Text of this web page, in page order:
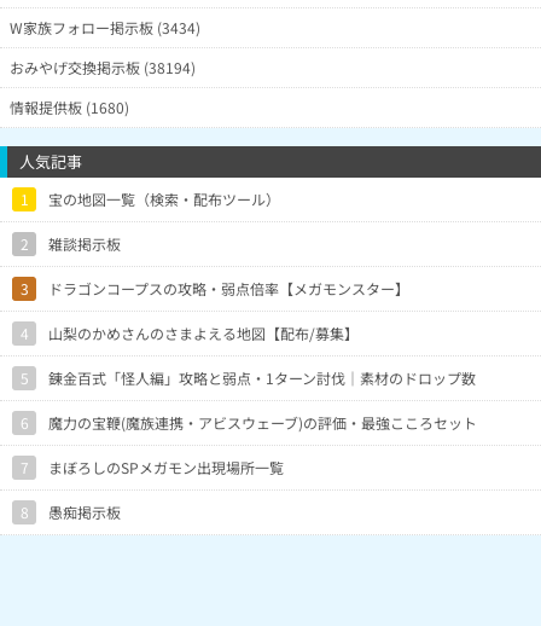
W家族フォロー掲示板 (3434)
おみやげ交換掲示板 (38194)
情報提供板 (1680)
人気記事
1 宝の地図一覧（検索・配布ツール）
2 雑談掲示板
3 ドラゴンコープスの攻略・弱点倍率【メガモンスター】
4 山梨のかめさんのさまよえる地図【配布/募集】
5 錬金百式「怪人編」攻略と弱点・1ターン討伐｜素材のドロップ数
6 魔力の宝鞭(魔族連携・アビスウェーブ)の評価・最強こころセット
7 まぼろしのSPメガモン出現場所一覧
8 愚痴掲示板